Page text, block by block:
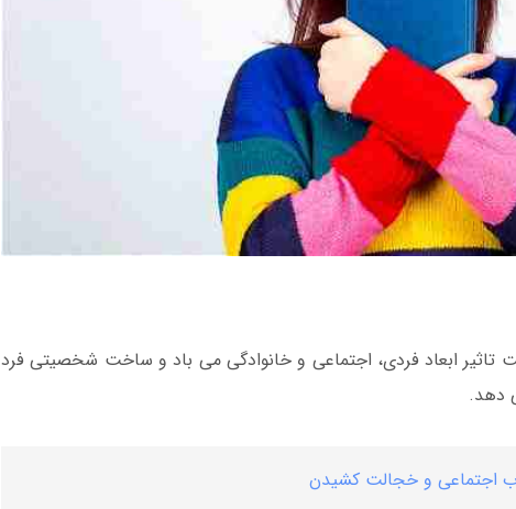
تاثیر ابعاد فردی، اجتماعی و خانوادگی می باد و ساخت شخصیتی فرد
دهد.
اجتماعی و خجالت کشیدن